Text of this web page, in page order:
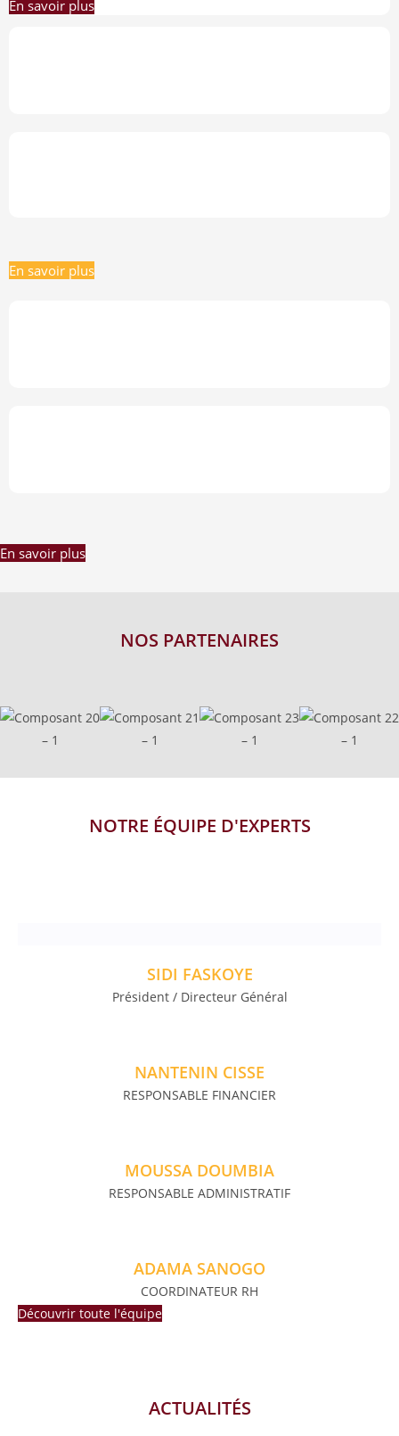
En savoir plus
En savoir plus
En savoir plus
NOS PARTENAIRES
NOTRE ÉQUIPE D'EXPERTS
SIDI FASKOYE
Président / Directeur Général
NANTENIN CISSE
RESPONSABLE FINANCIER
MOUSSA DOUMBIA
RESPONSABLE ADMINISTRATIF
ADAMA SANOGO
COORDINATEUR RH
Découvrir toute l'équipe
ACTUALITÉS